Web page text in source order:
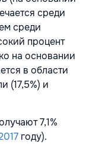
среди
среди
процент
на основании
в области
(17,5%) и
7,1%
году).